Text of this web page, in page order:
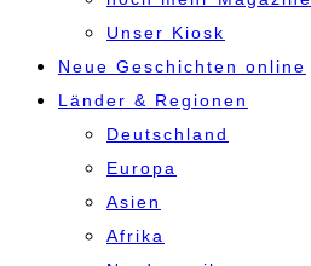
Unser Kiosk
Neue Geschichten online
Länder & Regionen
Deutschland
Europa
Asien
Afrika